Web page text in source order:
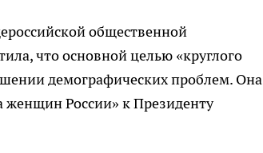
общественной
что основной целью «круглого
демографических проблем. Она
России» к Президенту